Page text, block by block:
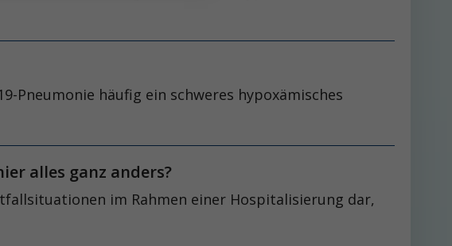
Pneumonie häufig ein schweres hypoxämisches
alles ganz anders?
im Rahmen einer Hospitalisierung dar,